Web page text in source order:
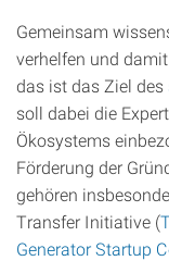
Gemeinsam
verhelfen und
das ist das Ziel des
soll dabei die
Ökosystems
Förderung der
gehören
Transfer Initiative (
Generator Startup